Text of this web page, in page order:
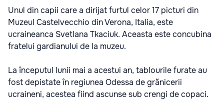
Unul din capii care a dirijat furtul celor 17 picturi din
Muzeul Castelvecchio din Verona, Italia, este
ucraineanca Svetlana Tkaciuk. Aceasta este concubina
fratelui gardianului de la muzeu.
La începutul lunii mai a acestui an, tablourile furate au
fost depistate în regiunea Odessa de grănicerii
ucraineni, acestea fiind ascunse sub crengi de copaci.